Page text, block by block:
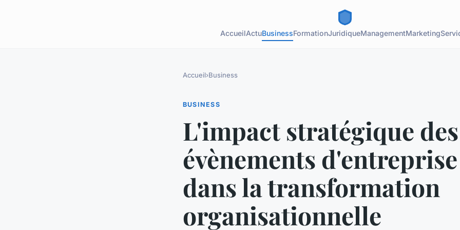
AccueilActuBusinessFormationJuridiqueManagementMarketing
Accueil›Business
BUSINESS
L'impact stratégique des
évènements d'entreprise
dans la transformation
organisationnelle